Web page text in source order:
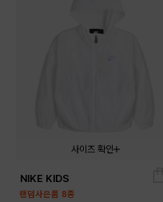
사이즈 확인
02T
NIKE KIDS
랜덤사은품 8종